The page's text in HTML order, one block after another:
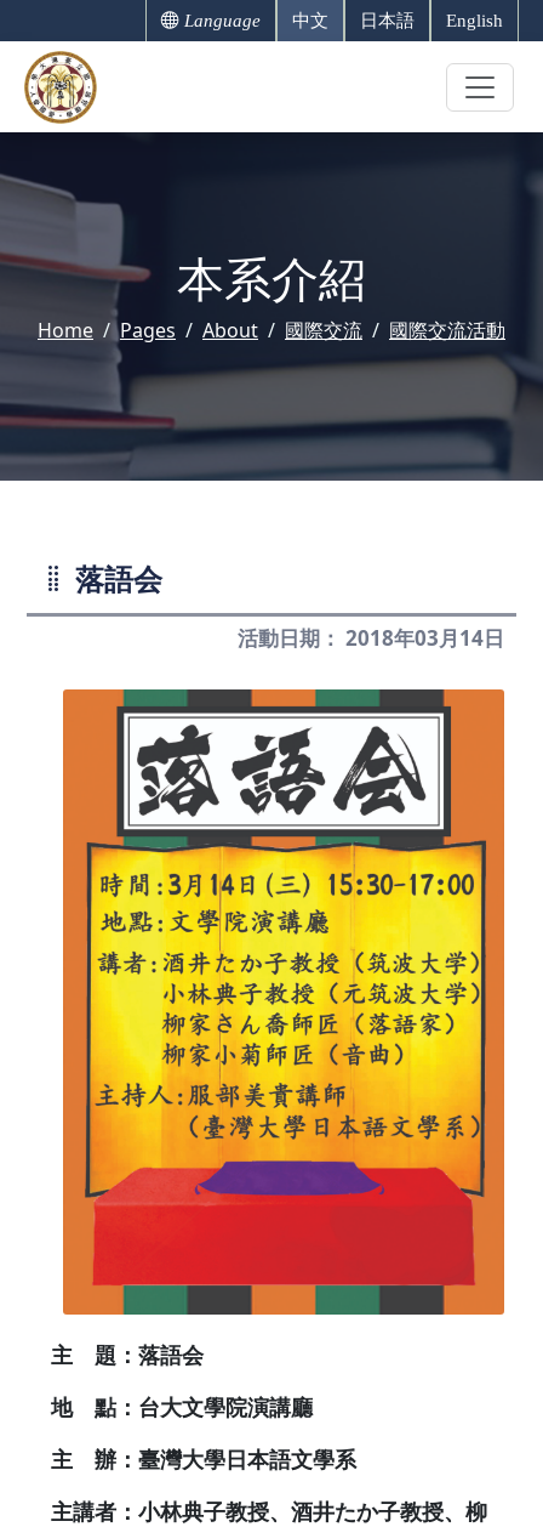
Language 中文 日本語 English
本系介紹
Home Pages About 國際交流 國際交流活動
落語会
活動日期： 2018年03月14日
主 題：落語会
地 點：台大文學院演講廳
主 辦：臺灣大學日本語文學系
主講者：小林典子教授、酒井たか子教授、柳